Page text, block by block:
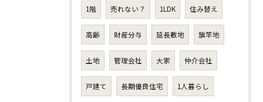
1階 売れない？ 1LDK 住み替え
高齢 財産分与 延長敷地 旗竿地
土地 管理会社 大家 仲介会社
戸建て 長期優良住宅 1人暮らし